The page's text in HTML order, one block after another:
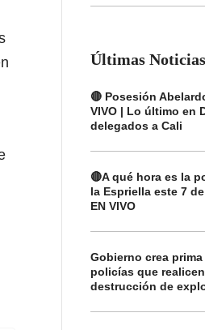
Últimas Noticias
🔴 Posesión
VIVO | Lo último en
delegados a Cali
🔴A qué hora es la
la Espriella este 7
EN VIVO
Gobierno crea
policías que
destrucción de